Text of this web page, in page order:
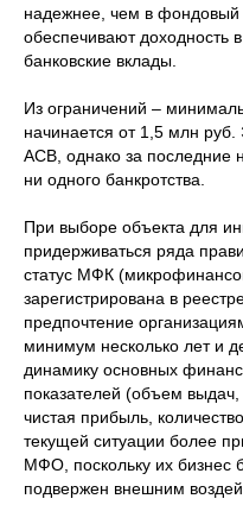
надежнее, чем в
обеспечивают
банковские вклады.
Из ограничений –
начинается от 1,5 млн руб.
АСВ, однако за последние
ни одного банкротства.
При выборе объекта для
придерживаться ряда
статус МФК
зарегистрирована в
предпочтение
минимум несколько лет и
динамику основных
показателей (объем
чистая прибыль,
текущей ситуации более
МФО, поскольку их бизнес
подвержен внешним